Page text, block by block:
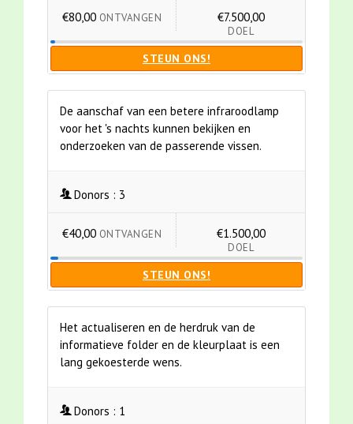
€80,00 ONTVANGEN €7.500,00
DOEL
STEUN ONS!
De aanschaf van een betere infraroodlamp
voor het 's nachts kunnen bekijken en
onderzoeken van de passerende vissen.
Donors : 3
€40,00 ONTVANGEN €1.500,00
DOEL
STEUN ONS!
Het actualiseren en de herdruk van de
informatieve folder en de kleurplaat is een
lang gekoesterde wens.
Donors : 1